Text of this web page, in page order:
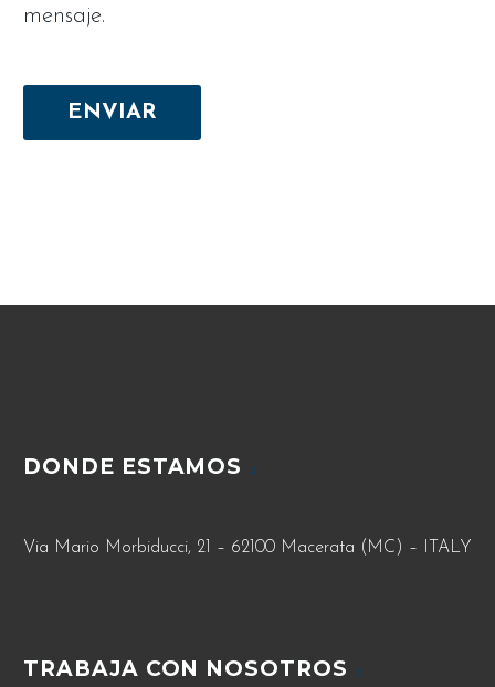
mensaje.
DONDE ESTAMOS
Via Mario Morbiducci, 21 – 62100 Macerata (MC) – ITALY
TRABAJA CON NOSOTROS